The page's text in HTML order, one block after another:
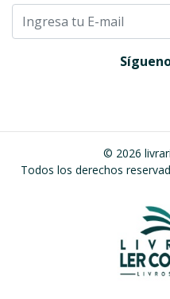
© 2026
Todos los derechos